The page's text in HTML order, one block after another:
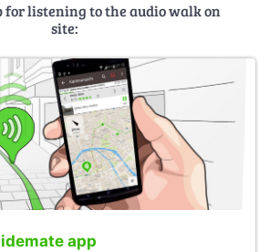
for listening to the audio walk on
site:
app